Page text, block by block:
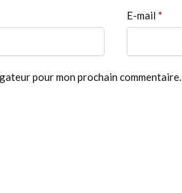
E-mail *
pour mon prochain commentaire.